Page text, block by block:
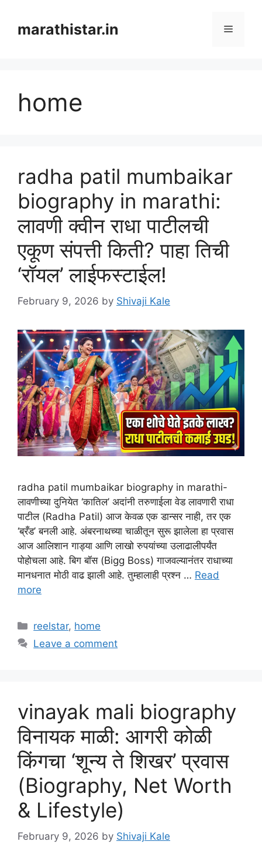
contentmarathistar.in Menu
home
radha patil mumbaikar
biography in marathi:
लावणी क्वीन राधा पाटीलची
एकूण संपत्ती किती? पाहा तिची
‘रॉयल’ लाईफस्टाईल!
February 9, 2026 by Shivaji Kale
radha patil mumbaikar biography in marathi-
लावणीच्या दुनियेत ‘कातिल’ अदांनी तरुणाईला वेड लावणारी राधा
पाटील (Radha Patil) आज केवळ एक डान्सर नाही, तर एक
‘ब्रँड’ बनली आहे. अंबरनाथच्या चाळीतून सुरू झालेला हा प्रवास
आज आलिशान गाड्या आणि लाखो रुपयांच्या उलाढालीपर्यंत
पोहोचला आहे. बिग बॉस (Bigg Boss) गाजवल्यानंतर राधाच्या
मानधनात मोठी वाढ झाली आहे. तुम्हालाही प्रश्न … Read
more
Categories
reelstar, home
Leave a comment
vinayak mali biography
विनायक माळी: आगरी कोळी
किंगचा ‘शून्य ते शिखर’ प्रवास
(Biography, Net Worth
& Lifestyle)
February 9, 2026 by Shivaji Kale